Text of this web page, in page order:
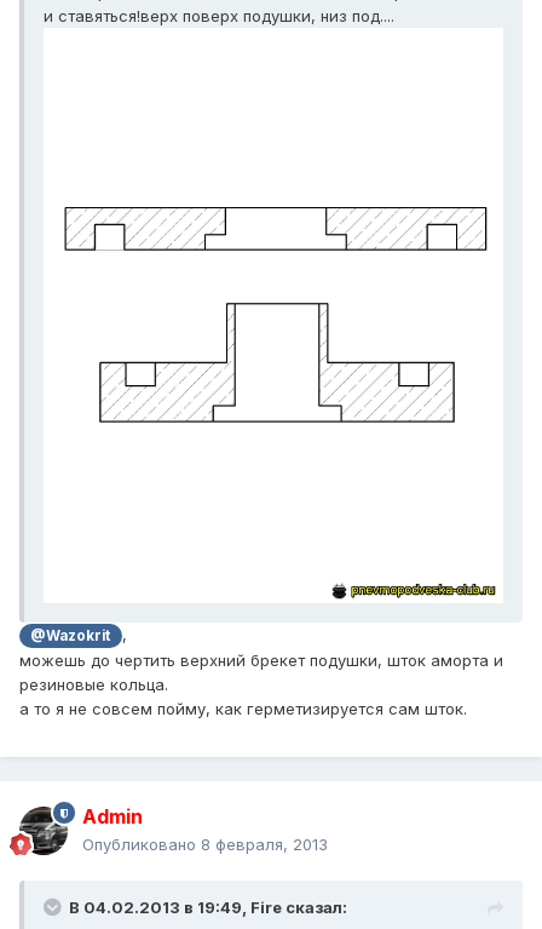
и ставяться!верх поверх подушки, низ под....
@Wazokrit
,
можешь до чертить верхний брекет подушки, шток аморта и
резиновые кольца.
а то я не совсем пойму, как герметизируется сам шток.
Admin
Опубликовано 8 февраля, 2013
В 04.02.2013 в 19:49, Fire сказал: